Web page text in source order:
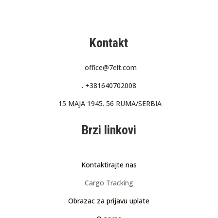
Kontakt
office@7elt.com
. +381640702008
15 MAJA 1945. 56 RUMA/SERBIA
Brzi linkovi
Kontaktirajte nas
Cargo Tracking
Obrazac za prijavu uplate